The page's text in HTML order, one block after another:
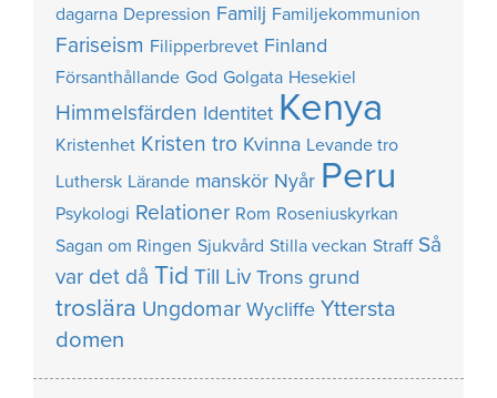
dagarna Depression Familj Familjekommunion
Fariseism Filipperbrevet Finland
Försanthållande God Golgata Hesekiel
Himmelsfärden Identitet Kenya
Kristenhet Kristen tro Kvinna Levande tro
Luthersk Lärande manskör Nyår Peru
Psykologi Relationer Rom Roseniuskyrkan
Sagan om Ringen Sjukvård Stilla veckan Straff Så
var det då Tid Till Liv Trons grund
troslära Ungdomar Wycliffe Yttersta
domen